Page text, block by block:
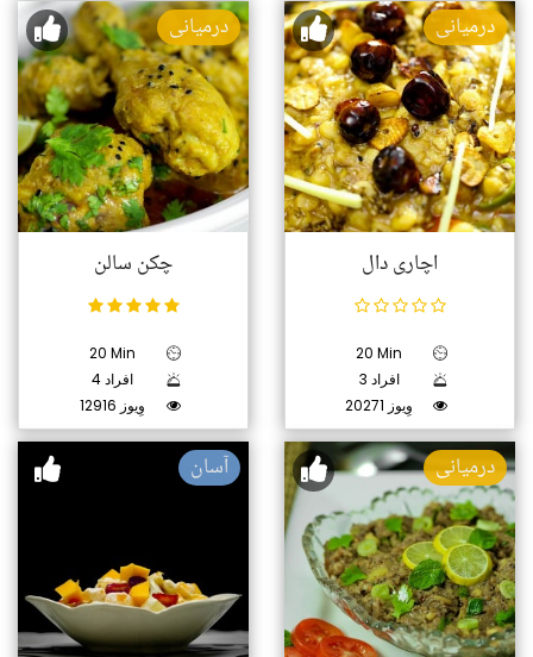
درمیانی
چکن سالن
20 Min
4 افراد
12916 وِیوز
درمیانی
اچاری دال
20 Min
3 افراد
20271 وِیوز
آسان درمیانی